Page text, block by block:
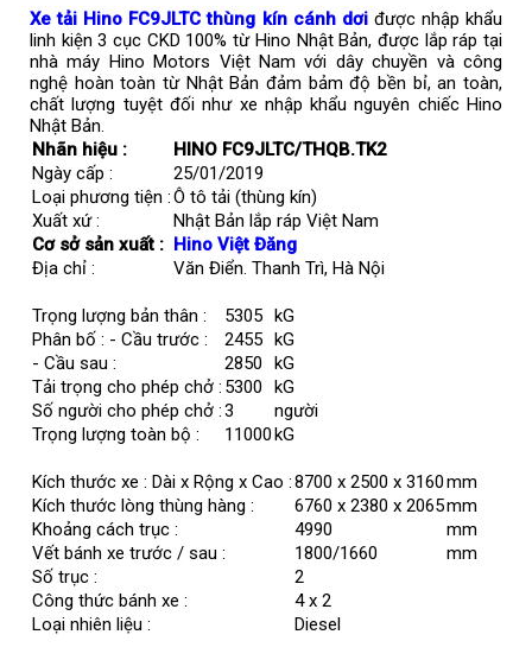
Xe tải Hino FC9JLTC thùng kín cánh dơiđược nhập khẩu
linh kiện 3 cục CKD 100% từ Hino Nhật Bản, được lắp ráp tại
nhà máy Hino Motors Việt Nam với dây chuyền và công
nghệ hoàn toàn từ Nhật Bản đảm bảm độ bền bỉ, an toàn,
chất lượng tuyệt đối như xe nhập khẩu nguyên chiếc Hino
Nhật Bản.
Nhãn hiệu :
HINO FC9JLTC/THQB.TK2
Ngày cấp :
25/01/2019
Loại phương tiện :Ô tô tải (thùng kín)
Xuất xứ :
Nhật Bản lắp ráp Việt Nam
Cơ sở sản xuất :
Hino Việt Đăng
Địa chỉ :
Văn Điển. Thanh Trì, Hà Nội
Trọng lượng bản thân : 5305
kG
Phân bố : - Cầu trước :
2455
kG
- Cầu sau :
2850
kG
Tải trọng cho phép chở : 5300
kG
Số người cho phép chở :3
người
Trọng lượng toàn bộ :
11000 kG
Kích thước xe : Dài x Rộng x Cao :8700 x 2500 x 3160mm
Kích thước lòng thùng hàng :
6760 x 2380 x 2065mm
Khoảng cách trục :
4990
mm
Vết bánh xe trước / sau :
1800/1660
mm
Số trục :
2
Công thức bánh xe :
4 x 2
Loại nhiên liệu :
Diesel